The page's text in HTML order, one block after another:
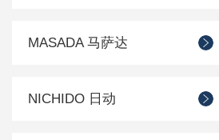
MASADA 马萨达
NICHIDO 日动